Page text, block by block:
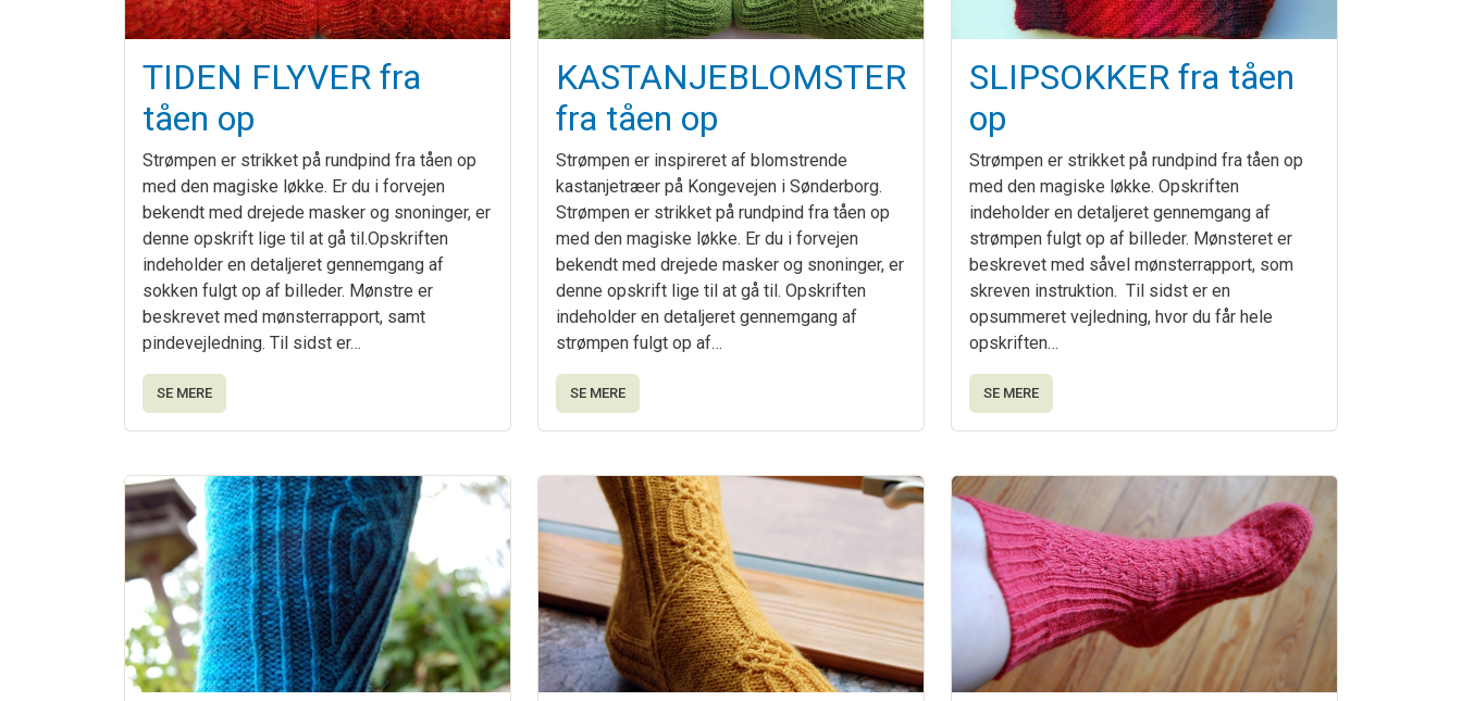
TIDEN FLYVER fra
tåen op
Strømpen er strikket på rundpind fra tåen op
med den magiske løkke. Er du i forvejen
bekendt med drejede masker og snoninger, er
denne opskrift lige til at gå til.Opskriften
indeholder en detaljeret gennemgang af
sokken fulgt op af billeder. Mønstre er
beskrevet med mønsterrapport, samt
pindevejledning. Til sidst er…
SE MERE
KASTANJEBLOMSTER
fra tåen op
Strømpen er inspireret af blomstrende
kastanjetræer på Kongevejen i Sønderborg.
Strømpen er strikket på rundpind fra tåen op
med den magiske løkke. Er du i forvejen
bekendt med drejede masker og snoninger, er
denne opskrift lige til at gå til. Opskriften
indeholder en detaljeret gennemgang af
strømpen fulgt op af…
SE MERE
SLIPSOKKER fra tåen
op
Strømpen er strikket på rundpind fra tåen op
med den magiske løkke. Opskriften
indeholder en detaljeret gennemgang af
strømpen fulgt op af billeder. Mønsteret er
beskrevet med såvel mønsterrapport, som
skreven instruktion. Til sidst er en
opsummeret vejledning, hvor du får hele
opskriften…
SE MERE